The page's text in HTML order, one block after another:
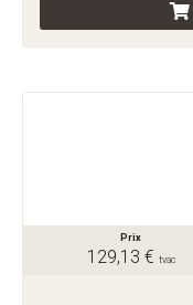
Prix
129,13 € tvac